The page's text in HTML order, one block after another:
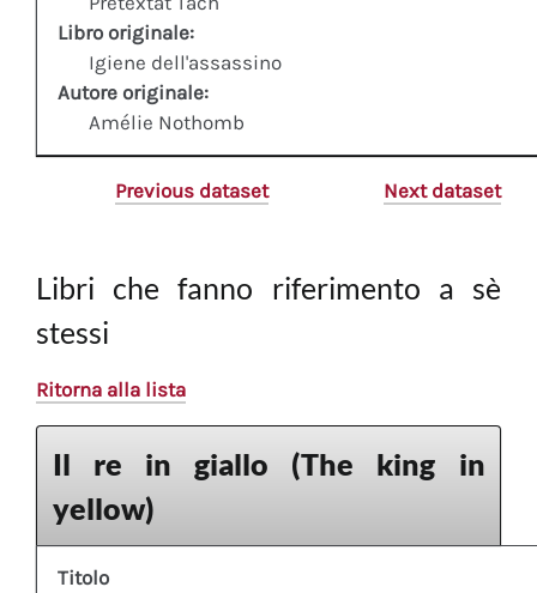
Libro originale:
Igiene dell'assassino
Autore originale:
Amélie Nothomb
Previous dataset Next dataset
Libri che fanno riferimento a sè
stessi
Ritorna alla lista
Il re in giallo (The king in
yellow)
Titolo